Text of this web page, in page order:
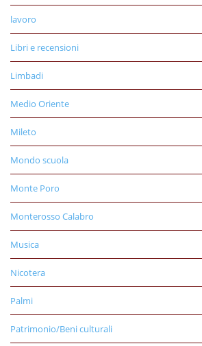
lavoro
Libri e recensioni
Limbadi
Medio Oriente
Mileto
Mondo scuola
Monte Poro
Monterosso Calabro
Musica
Nicotera
Palmi
Patrimonio/Beni culturali